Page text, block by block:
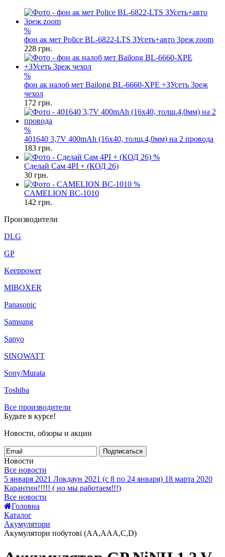
%
фон ак мет Police BL-6822-LTS ЗУсеть+авто 3реж zoom
228 грн.
%
фон ак налоб мет Bailong BL-6660-XPE +ЗУсеть 3реж
чехол
172 грн.
%
401640 3,7V 400mAh (16x40, толщ.4,0мм) на 2 провода
183 грн.
%
Сделай Сам 4PI + (КОД 26)
30 грн.
%
CAMELION BC-1010
142 грн.
Производители
DLG
GP
Keeppower
MIBOXER
Panasonic
Samsung
Sanyo
SINOWATT
Sony/Murata
Toshiba
Все производители
Будьте в курсе!
Новости, обзоры и акции
Подписаться
Новости
Все новости
5 января 2021 Локдаун 2021 (с 8 по 24 января) 18 марта 2020
Карантин!!!!! ( но мы работаем!!!)
Все новости
Головна
Каталог
Акумулятори
Акумулятори побутові (AA,AAA,C,D)